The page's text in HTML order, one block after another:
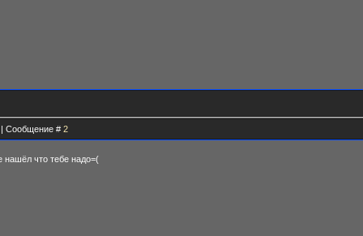
| Сообщение # 2
нашёл что тебе надо=(